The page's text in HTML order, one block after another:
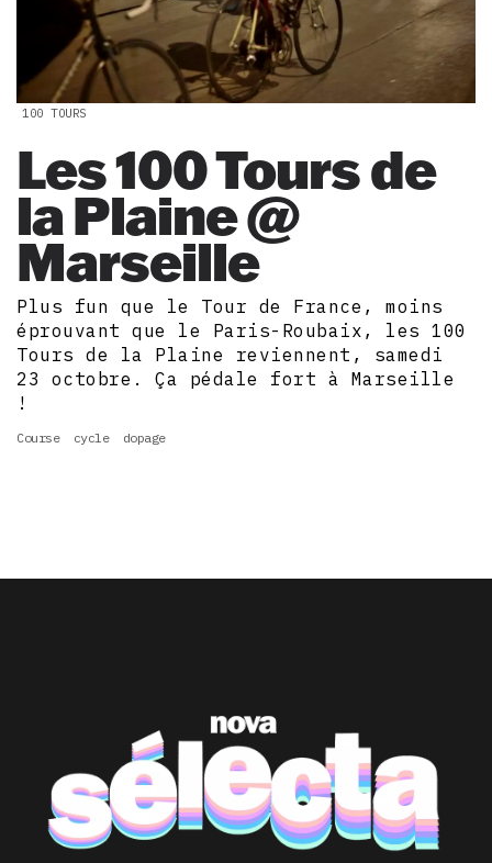
100 TOURS
Les 100 Tours de
la Plaine @
Marseille
Plus fun que le Tour de France, moins
éprouvant que le Paris-Roubaix, les 100
Tours de la Plaine reviennent, samedi
23 octobre. Ça pédale fort à Marseille
!
Course cycle dopage